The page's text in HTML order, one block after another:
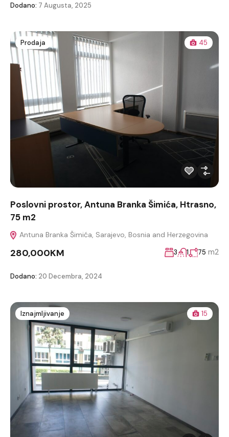
Dodano: 7 Augusta, 2025
Prodaja 45
Poslovni prostor, Antuna Branka Šimića, Htrasno,
75 m2
Antuna Branka Šimića, Sarajevo, Bosnia and Herzegovina
280,000KM 3 1 75 m2
Dodano: 20 Decembra, 2024
Iznajmljivanje 15